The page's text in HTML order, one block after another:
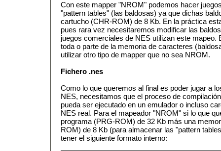
Con este mapper "NROM" podemos hacer
"pattern tables" (las baldosas) ya que dichas
cartucho (CHR-ROM) de 8 Kb. En la práctica
pues rara vez necesitaremos modificar las
juegos comerciales de NES utilizan este mapeo.
toda o parte de la memoria de caracteres
utilizar otro tipo de mapper que no sea NROM.
Fichero .nes
Como lo que queremos al final es poder jugar a
NES, necesitamos que el proceso de
pueda ser ejecutado en un emulador o incluso
NES real. Para el mapeador "NROM" si lo que
programa (PRG-ROM) de 32 Kb más una
ROM) de 8 Kb (para almacenar las "pattern
tener el siguiente formato interno: